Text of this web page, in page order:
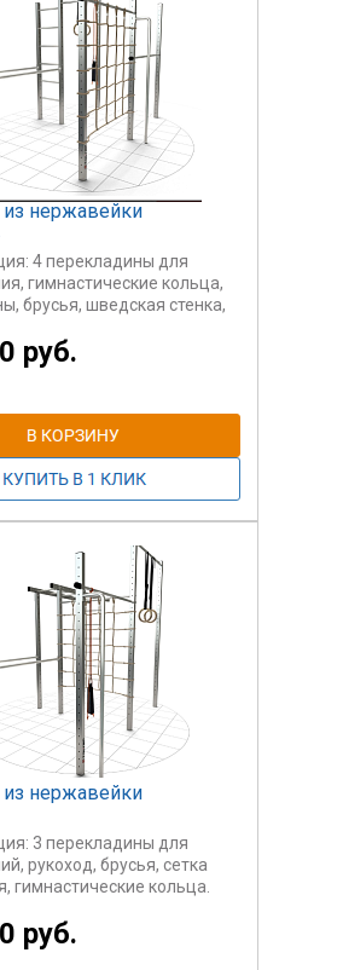
нержавейки
4 перекладины для
гимнастические кольца,
брусья, шведская стенка,
комплекс
тренировок и игр
Устойчивая
полностью сделанная из
стали
руб.
нержавейки
3 перекладины для
рукоход, брусья, сетка
гимнастические кольца.
нержавеющей стали
руб.